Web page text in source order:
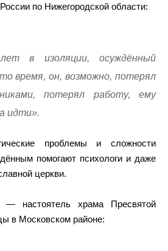
по Нижегородской области:
в изоляции, осуждённый
время, он, возможно, потерял
потерял работу, ему
идти».
проблемы и сложности
помогают психологи и даже
церкви.
— настоятель храма Пресвятой
в Московском районе: